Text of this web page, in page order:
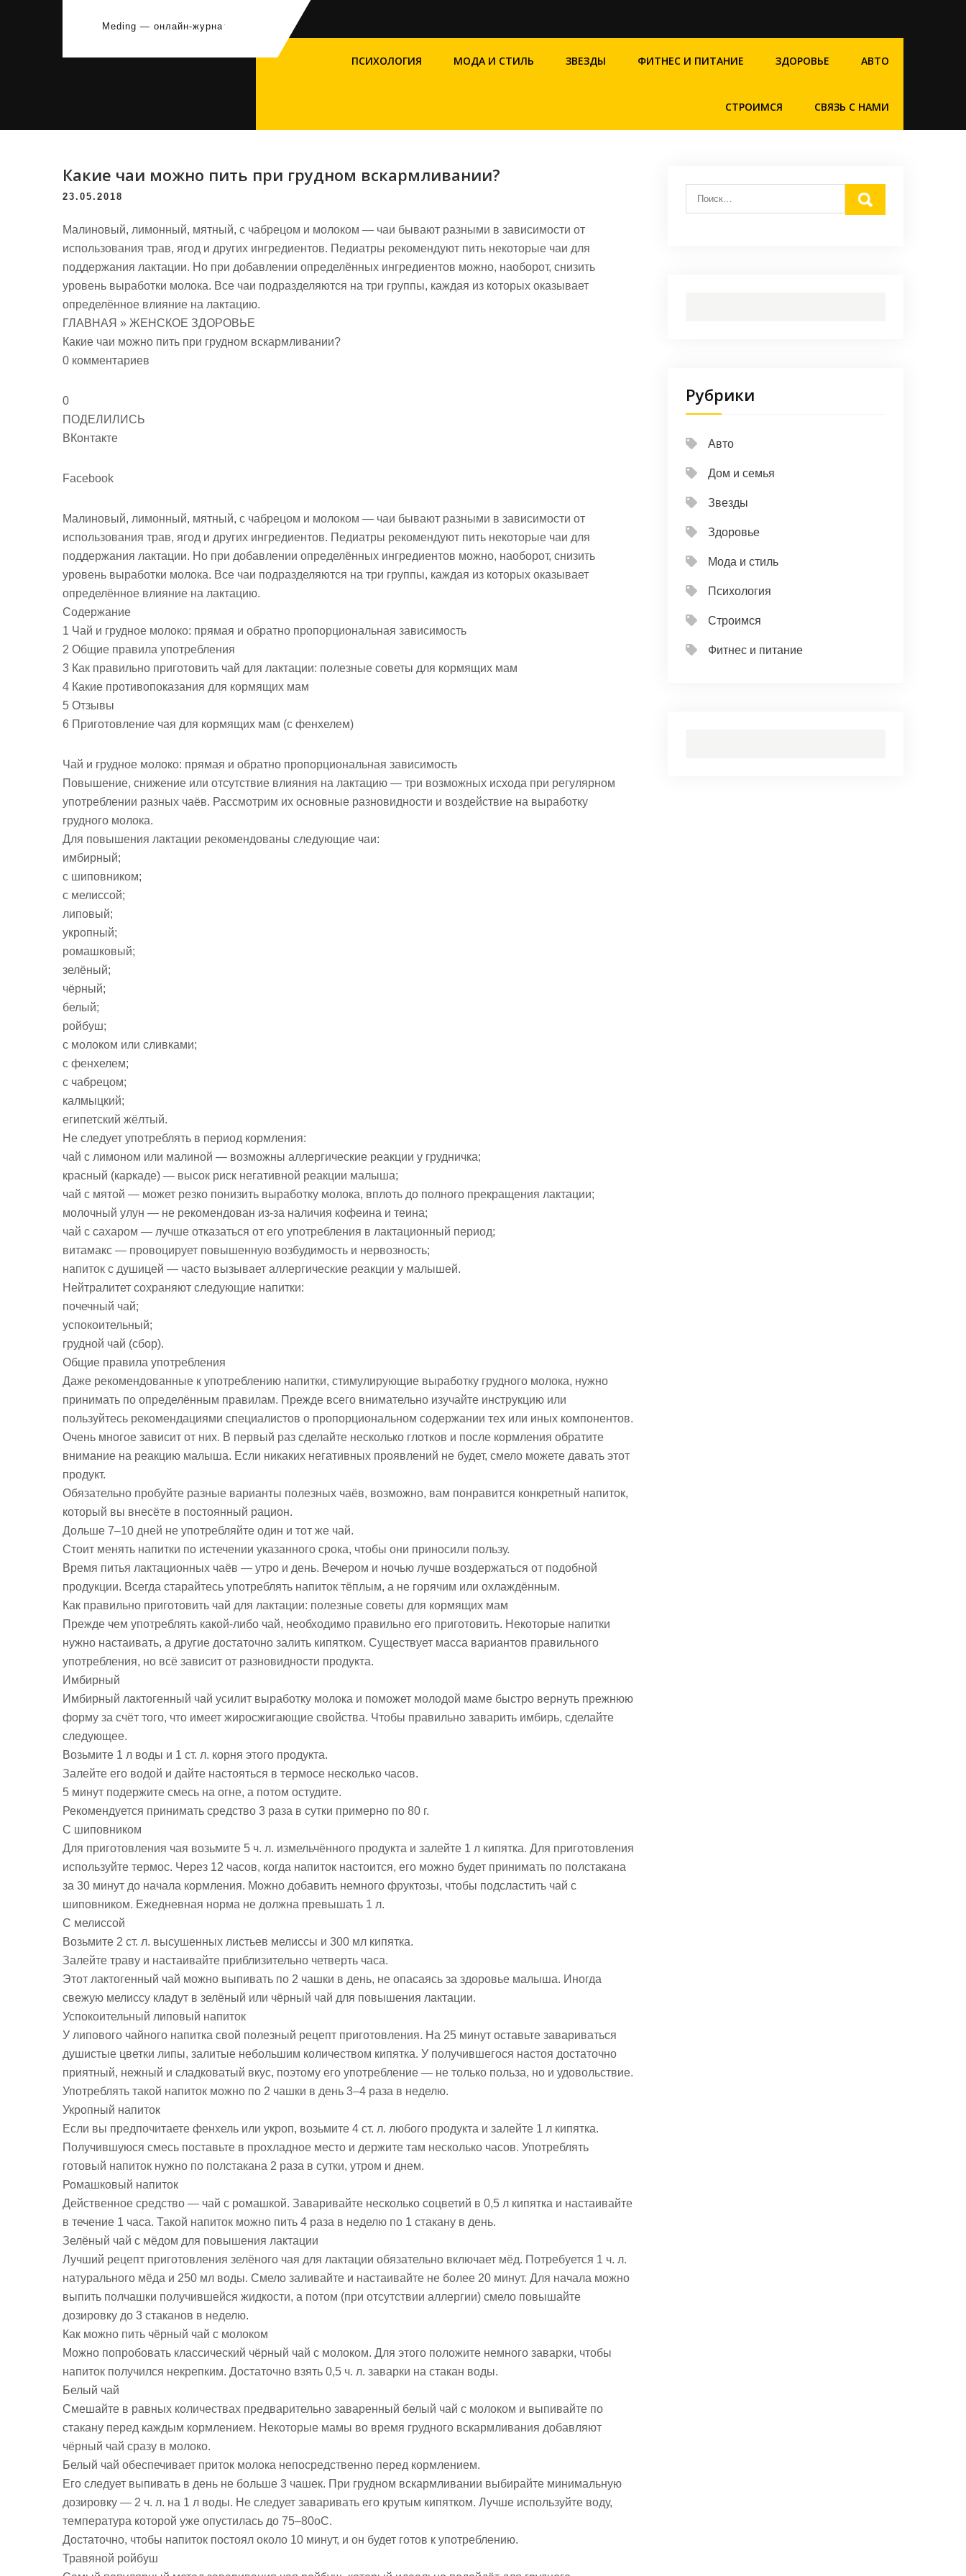
Meding — онлайн-журнал
ПСИХОЛОГИЯ МОДА И СТИЛЬ ЗВЕЗДЫ ФИТНЕС И ПИТАНИЕ ЗДОРОВЬЕ АВТО
СТРОИМСЯ СВЯЗЬ С НАМИ
Какие чаи можно пить при грудном вскармливании?
23.05.2018
Малиновый, лимонный, мятный, с чабрецом и молоком — чаи бывают разными в зависимости от
использования трав, ягод и других ингредиентов. Педиатры рекомендуют пить некоторые чаи для
поддержания лактации. Но при добавлении определённых ингредиентов можно, наоборот, снизить
уровень выработки молока. Все чаи подразделяются на три группы, каждая из которых оказывает
определённое влияние на лактацию.
ГЛАВНАЯ » ЖЕНСКОЕ ЗДОРОВЬЕ
Какие чаи можно пить при грудном вскармливании?
0 комментариев
0
ПОДЕЛИЛИСЬ
ВКонтакте
Facebook
Малиновый, лимонный, мятный, с чабрецом и молоком — чаи бывают разными в зависимости от
использования трав, ягод и других ингредиентов. Педиатры рекомендуют пить некоторые чаи для
поддержания лактации. Но при добавлении определённых ингредиентов можно, наоборот, снизить
уровень выработки молока. Все чаи подразделяются на три группы, каждая из которых оказывает
определённое влияние на лактацию.
Содержание
1 Чай и грудное молоко: прямая и обратно пропорциональная зависимость
2 Общие правила употребления
3 Как правильно приготовить чай для лактации: полезные советы для кормящих мам
4 Какие противопоказания для кормящих мам
5 Отзывы
6 Приготовление чая для кормящих мам (с фенхелем)
Чай и грудное молоко: прямая и обратно пропорциональная зависимость
Повышение, снижение или отсутствие влияния на лактацию — три возможных исхода при регулярном
употреблении разных чаёв. Рассмотрим их основные разновидности и воздействие на выработку
грудного молока.
Для повышения лактации рекомендованы следующие чаи:
имбирный;
с шиповником;
с мелиссой;
липовый;
укропный;
ромашковый;
зелёный;
чёрный;
белый;
ройбуш;
с молоком или сливками;
с фенхелем;
с чабрецом;
калмыцкий;
египетский жёлтый.
Не следует употреблять в период кормления:
чай с лимоном или малиной — возможны аллергические реакции у грудничка;
красный (каркаде) — высок риск негативной реакции малыша;
чай с мятой — может резко понизить выработку молока, вплоть до полного прекращения лактации;
молочный улун — не рекомендован из-за наличия кофеина и теина;
чай с сахаром — лучше отказаться от его употребления в лактационный период;
витамакс — провоцирует повышенную возбудимость и нервозность;
напиток с душицей — часто вызывает аллергические реакции у малышей.
Нейтралитет сохраняют следующие напитки:
почечный чай;
успокоительный;
грудной чай (сбор).
Общие правила употребления
Даже рекомендованные к употреблению напитки, стимулирующие выработку грудного молока, нужно
принимать по определённым правилам. Прежде всего внимательно изучайте инструкцию или
пользуйтесь рекомендациями специалистов о пропорциональном содержании тех или иных компонентов.
Очень многое зависит от них. В первый раз сделайте несколько глотков и после кормления обратите
внимание на реакцию малыша. Если никаких негативных проявлений не будет, смело можете давать этот
продукт.
Обязательно пробуйте разные варианты полезных чаёв, возможно, вам понравится конкретный напиток,
который вы внесёте в постоянный рацион.
Дольше 7–10 дней не употребляйте один и тот же чай.
Стоит менять напитки по истечении указанного срока, чтобы они приносили пользу.
Время питья лактационных чаёв — утро и день. Вечером и ночью лучше воздержаться от подобной
продукции. Всегда старайтесь употреблять напиток тёплым, а не горячим или охлаждённым.
Как правильно приготовить чай для лактации: полезные советы для кормящих мам
Прежде чем употреблять какой-либо чай, необходимо правильно его приготовить. Некоторые напитки
нужно настаивать, а другие достаточно залить кипятком. Существует масса вариантов правильного
употребления, но всё зависит от разновидности продукта.
Имбирный
Имбирный лактогенный чай усилит выработку молока и поможет молодой маме быстро вернуть прежнюю
форму за счёт того, что имеет жиросжигающие свойства. Чтобы правильно заварить имбирь, сделайте
следующее.
Возьмите 1 л воды и 1 ст. л. корня этого продукта.
Залейте его водой и дайте настояться в термосе несколько часов.
5 минут подержите смесь на огне, а потом остудите.
Рекомендуется принимать средство 3 раза в сутки примерно по 80 г.
С шиповником
Для приготовления чая возьмите 5 ч. л. измельчённого продукта и залейте 1 л кипятка. Для приготовления
используйте термос. Через 12 часов, когда напиток настоится, его можно будет принимать по полстакана
за 30 минут до начала кормления. Можно добавить немного фруктозы, чтобы подсластить чай с
шиповником. Ежедневная норма не должна превышать 1 л.
С мелиссой
Возьмите 2 ст. л. высушенных листьев мелиссы и 300 мл кипятка.
Залейте траву и настаивайте приблизительно четверть часа.
Этот лактогенный чай можно выпивать по 2 чашки в день, не опасаясь за здоровье малыша. Иногда
свежую мелиссу кладут в зелёный или чёрный чай для повышения лактации.
Успокоительный липовый напиток
У липового чайного напитка свой полезный рецепт приготовления. На 25 минут оставьте завариваться
душистые цветки липы, залитые небольшим количеством кипятка. У получившегося настоя достаточно
приятный, нежный и сладковатый вкус, поэтому его употребление — не только польза, но и удовольствие.
Употреблять такой напиток можно по 2 чашки в день 3–4 раза в неделю.
Укропный напиток
Если вы предпочитаете фенхель или укроп, возьмите 4 ст. л. любого продукта и залейте 1 л кипятка.
Получившуюся смесь поставьте в прохладное место и держите там несколько часов. Употреблять
готовый напиток нужно по полстакана 2 раза в сутки, утром и днем.
Ромашковый напиток
Действенное средство — чай с ромашкой. Заваривайте несколько соцветий в 0,5 л кипятка и настаивайте
в течение 1 часа. Такой напиток можно пить 4 раза в неделю по 1 стакану в день.
Зелёный чай с мёдом для повышения лактации
Лучший рецепт приготовления зелёного чая для лактации обязательно включает мёд. Потребуется 1 ч. л.
натурального мёда и 250 мл воды. Смело заливайте и настаивайте не более 20 минут. Для начала можно
выпить полчашки получившейся жидкости, а потом (при отсутствии аллергии) смело повышайте
дозировку до 3 стаканов в неделю.
Как можно пить чёрный чай с молоком
Можно попробовать классический чёрный чай с молоком. Для этого положите немного заварки, чтобы
напиток получился некрепким. Достаточно взять 0,5 ч. л. заварки на стакан воды.
Белый чай
Смешайте в равных количествах предварительно заваренный белый чай с молоком и выпивайте по
стакану перед каждым кормлением. Некоторые мамы во время грудного вскармливания добавляют
чёрный чай сразу в молоко.
Белый чай обеспечивает приток молока непосредственно перед кормлением.
Его следует выпивать в день не больше 3 чашек. При грудном вскармливании выбирайте минимальную
дозировку — 2 ч. л. на 1 л воды. Не следует заваривать его крутым кипятком. Лучше используйте воду,
температура которой уже опустилась до 75–80оС.
Достаточно, чтобы напиток постоял около 10 минут, и он будет готов к употреблению.
Травяной ройбуш
Рубрики
Авто
Дом и семья
Звезды
Здоровье
Мода и стиль
Психология
Строимся
Фитнес и питание